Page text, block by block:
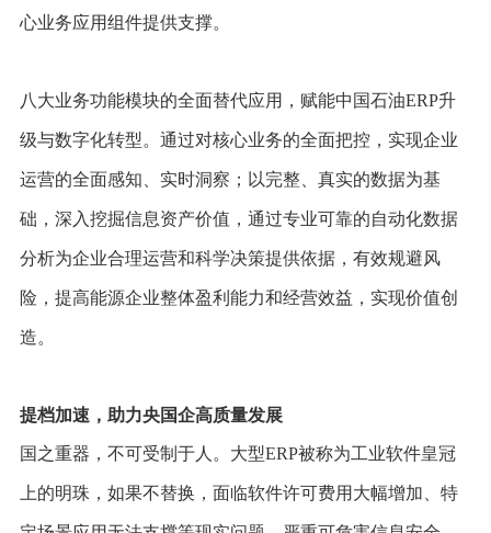
心业务应用组件提供支撑。
八大业务功能模块的全面替代应用，赋能中国石油ERP升
级与数字化转型。通过对核心业务的全面把控，实现企业
运营的全面感知、实时洞察；以完整、真实的数据为基
础，深入挖掘信息资产价值，通过专业可靠的自动化数据
分析为企业合理运营和科学决策提供依据，有效规避风
险，提高能源企业整体盈利能力和经营效益，实现价值创
造。
提档加速，助力央国企高质量发展
国之重器，不可受制于人。大型ERP被称为工业软件皇冠
上的明珠，如果不替换，面临软件许可费用大幅增加、特